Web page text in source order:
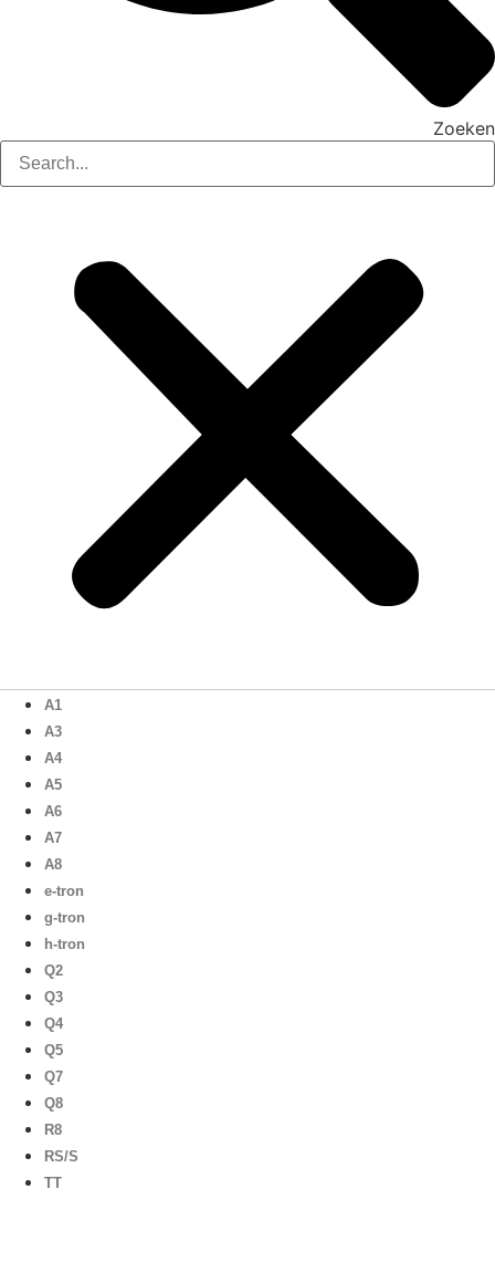
Zoeken
A1
A3
A4
A5
A6
A7
A8
e-tron
g-tron
h-tron
Q2
Q3
Q4
Q5
Q7
Q8
R8
RS/S
TT